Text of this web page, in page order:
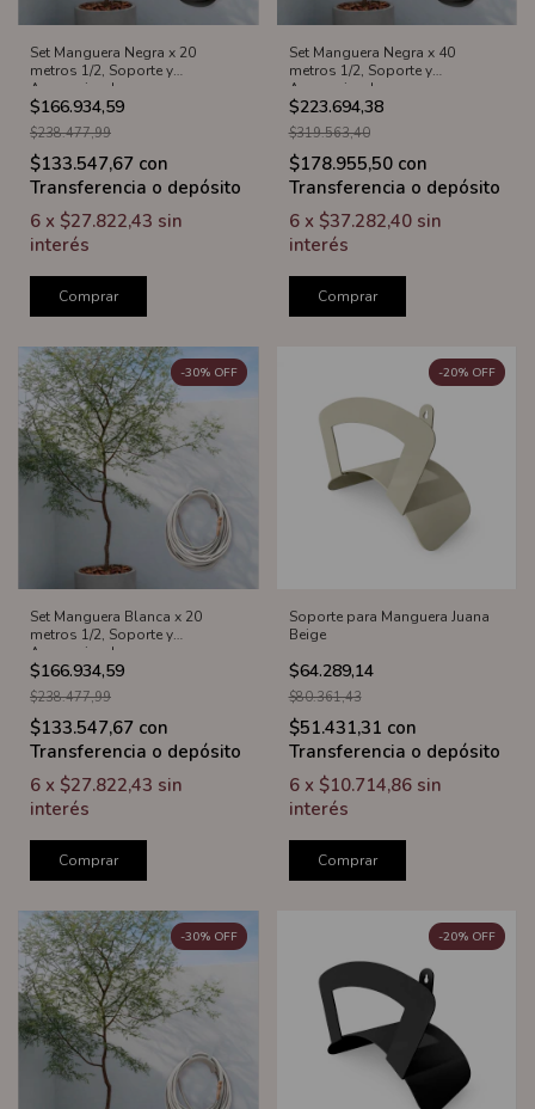
Set Manguera Negra x 20
metros 1/2, Soporte y
Accesorios Juana
$166.934,59
$238.477,99
$133.547,67 con
Transferencia o depósito
6 x $27.822,43 sin
interés
Comprar
Set Manguera Negra x 40
metros 1/2, Soporte y
Accesorios Juana
$223.694,38
$319.563,40
$178.955,50 con
Transferencia o depósito
6 x $37.282,40 sin
interés
Comprar
Set Manguera Blanca x 20
metros 1/2, Soporte y
Accesorios Juana
$166.934,59
-30% OFF
$238.477,99
$133.547,67 con
Transferencia o depósito
6 x $27.822,43 sin
interés
Comprar
Soporte para Manguera Juana
Beige
$64.289,14
-20% OFF
$80.361,43
$51.431,31 con
Transferencia o depósito
6 x $10.714,86 sin
interés
Comprar
-30% OFF -20% OFF